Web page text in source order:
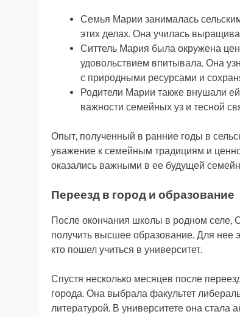
Семья Марии занималась
этих делах. Она училась
Ситтель Мария была окружена
удовольствием впитывала. Она
с природными ресурсами и
Родители Марии также внушали
важности семейных уз и тесной
Опыт, полученный в ранние годы в
уважение к семейным традициям и
оказались важными в ее будущей
Переезд в город и образование
После окончания школы в родном селе,
получить высшее образование. Для нее
кто пошел учиться в университет.
Спустя несколько месяцев после
города. Она выбрала факультет
литературой. В университете она стала